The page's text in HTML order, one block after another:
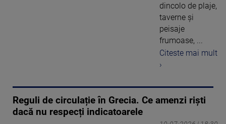
dincolo de plaje,
taverne și
peisaje
frumoase, ...
Citeste mai mult
›
Reguli de circulație în Grecia. Ce amenzi riști
dacă nu respecți indicatoarele